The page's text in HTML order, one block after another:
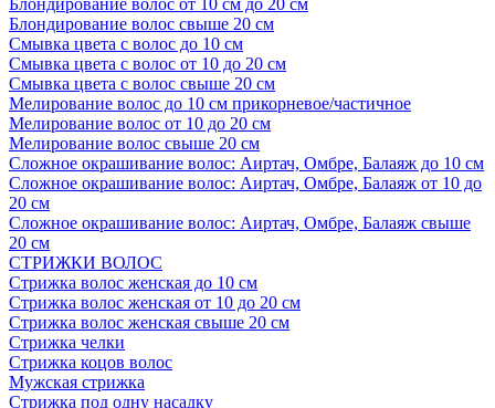
Блондирование волос от 10 см до 20 см
Блондирование волос свыше 20 см
Смывка цвета с волос до 10 см
Смывка цвета с волос от 10 до 20 см
Смывка цвета с волос свыше 20 см
Мелирование волос до 10 см прикорневое/частичное
Мелирование волос от 10 до 20 см
Мелирование волос свыше 20 см
Сложное окрашивание волос: Аиртач, Омбре, Балаяж до 10 см
Сложное окрашивание волос: Аиртач, Омбре, Балаяж от 10 до
20 см
Сложное окрашивание волос: Аиртач, Омбре, Балаяж свыше
20 см
СТРИЖКИ ВОЛОС
Стрижка волос женская до 10 см
Стрижка волос женская от 10 до 20 см
Стрижка волос женская свыше 20 см
Стрижка челки
Стрижка коцов волос
Мужская стрижка
Стрижка под одну насадку